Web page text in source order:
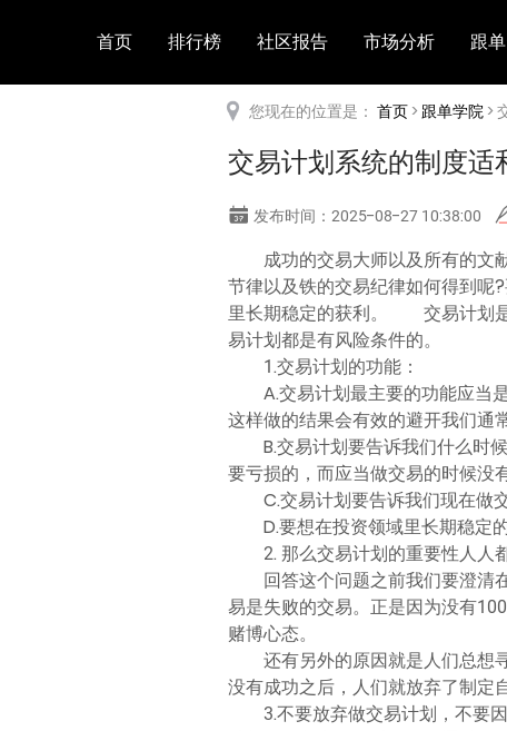
首页 排行榜 社区报告 市场分析 跟
您现在的位置是： 首页>跟单学院>
交易计划系统的制度适
发布时间：2025-08-27 10:38:00
成功的交易大师以及所有的文
节律以及铁的交易纪律如何得到呢
里长期稳定的获利。 交易计划是
易计划都是有风险条件的。
1.交易计划的功能：
A.交易计划最主要的功能应当
这样做的结果会有效的避开我们通
B.交易计划要告诉我们什么时
要亏损的，而应当做交易的时候没
C.交易计划要告诉我们现在做
D.要想在投资领域里长期稳定
2. 那么交易计划的重要性人人
回答这个问题之前我们要澄清
易是失败的交易。正是因为没有
赌博心态。
还有另外的原因就是人们总想
没有成功之后，人们就放弃了制定
3.不要放弃做交易计划，不要